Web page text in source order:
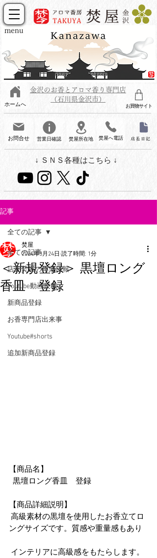
menu
ホームへ
焚屋所在地
営業日確認
お問合せ 焚屋へ電話
お買物サイト
↓ ＳＮＳ各種はこちら ↓
金沢のお香とアロマ香り専門店
（石川県金沢市）
店長日記
記事
全ての記事
店主焚屋の作業日報
Youtube動画投稿
新商品登録
お香専門店出来事
Youtube#shorts
追加新商品登録
全ての記事
＜新規登録＞ 黒壇ロング
香皿 登録
焚屋
2024年3月24日 読了時間: 1分
【商品名】
黒壇ロング香皿　登録
【商品詳細説明】
高級素材の黒壇を使用したお香立てロ
ングサイズです。質感や重量感もあり
インテリアに高級感をもたらします。